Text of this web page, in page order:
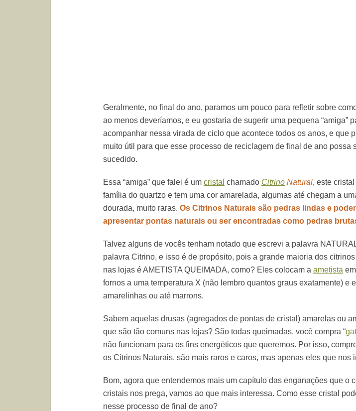
Geralmente, no final do ano, paramos um pouco para refletir sobre
ao menos deveríamos, e eu gostaria de sugerir uma pequena “amiga”
acompanhar nessa virada de ciclo que acontece todos os anos, e que
muito útil para que esse processo de reciclagem de final de ano possa
sucedido.
Essa “amiga” que falei é um cristal chamado Citrino Natural, este
família do quartzo e tem uma cor amarelada, algumas até chegam a
dourada, muito raras. Os Citrinos Naturais são pedras lindas e
apresentar pontas naturais ou ser encontradas como pedras
Talvez alguns de vocês tenham notado que escrevi a palavra
palavra Citrino, e isso é de propósito, pois a grande maioria dos
nas lojas é AMETISTA QUEIMADA, como? Eles colocam a ametista
fornos a uma temperatura X (não lembro quantos graus exatamente) e
amarelinhas ou até marrons.
Sabem aquelas drusas (agregados de pontas de cristal) amarelas ou
que são tão comuns nas lojas? São todas queimadas, você compra “
não funcionam para os fins energéticos que queremos. Por isso,
os Citrinos Naturais, são mais raros e caros, mas apenas eles que nos
Bom, agora que entendemos mais um capítulo das enganações que o
cristais nos prega, vamos ao que mais interessa. Como esse cristal
nesse processo de final de ano?